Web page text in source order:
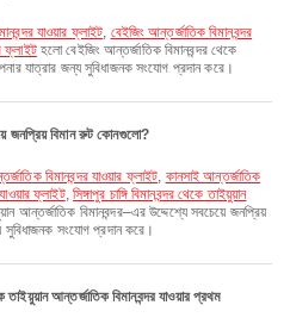
যাওয়ার ফ্লাইট, বেইজিং আন্তর্জাতিক বিমানবন্দর
ফ্লাইটহলো বেইজিং আন্তর্জাতিক বিমানবন্দর থেকে
যাত্রার জন্য সুবিধাজনক সংযোগ প্রদান করে।
জনপ্রিয় বিমান রুট কোনগুলো?
বিমানবন্দর যাওয়ার ফ্লাইট, কানসাই আন্তর্জাতিক
ফ্লাইট,সিঙ্গাপুর চাঙ্গি বিমানবন্দর থেকে তাইয়ুয়ান
আন্তর্জাতিক বিমানবন্দর–এর উদ্দেশ্যে সবচেয়ে জনপ্রিয়
সংযোগ প্রদান করে।
আন্তর্জাতিক বিমানবন্দর যাওয়ার প্রথম